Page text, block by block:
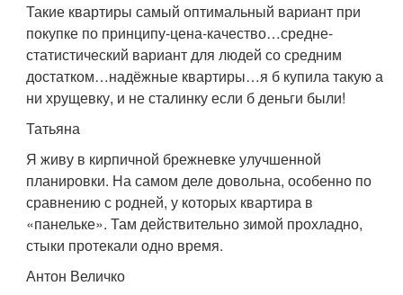
Такие квартиры самый оптимальный вариант при
покупке по принципу-цена-качество…средне-
статистический вариант для людей со средним
достатком…надёжные квартиры…я б купила такую а
ни хрущевку, и не сталинку если б деньги были!
Татьяна
Я живу в кирпичной брежневке улучшенной
планировки. На самом деле довольна, особенно по
сравнению с родней, у которых квартира в
«панельке». Там действительно зимой прохладно,
стыки протекали одно время.
Антон Величко